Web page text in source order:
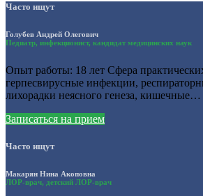
Часто ищут
Голубев Андрей Олегович
Педиатр, инфекционист, кандидат медицинских наук
Опыт работы: 18 лет Сфера
герпесвирусные инфекции,
лихорадки неясного генеза, кишечные…
Записаться на прием
Часто ищут
Макарян Нина Акоповна
ЛОР-врач, детский ЛОР-врач